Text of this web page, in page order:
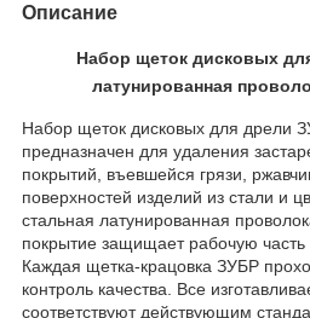
Описание
Набор щеток дисковых
латунированная
Набор щеток дисковых для дрели
предназначен для удаления
покрытий, въевшейся грязи,
поверхностей изделий из стали и
стальная латунированная
покрытие защищает рабочую часть
Каждая щетка-крацовка ЗУБР
контроль качества. Все
соответствуют действующим